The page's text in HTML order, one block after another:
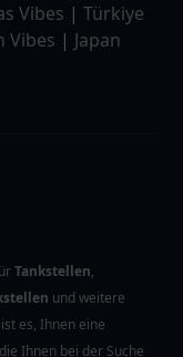
Vibes | Türkiye
Vibes | Japan
Tankstellen,
und weitere
es, Ihnen eine
Ihnen bei der Suche